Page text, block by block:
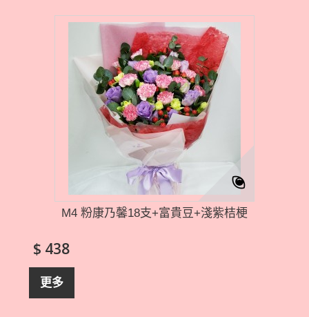
M4 粉康乃馨18支+富貴豆+淺紫桔梗
$ 438
更多